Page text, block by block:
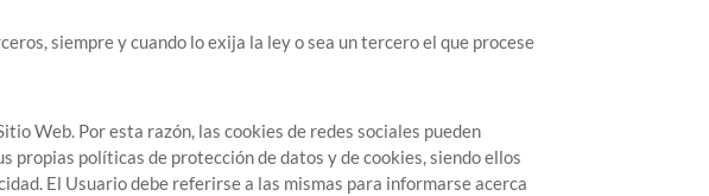
siempre y cuando lo exija la ley o sea un tercero el que procese
Web. Por esta razón, las cookies de redes sociales pueden
propias políticas de protección de datos y de cookies, siendo ellos
El Usuario debe referirse a las mismas para informarse acerca